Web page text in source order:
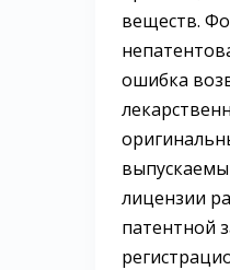
веществ.
ошибка
лицензии
патентной